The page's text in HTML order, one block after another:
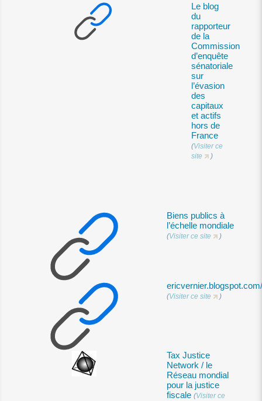
Le blog
du
rapporteur
de la
Commission
d’enquête
sénatoriale
sur
l’évasion
des
capitaux
et actifs
hors de
France
(Visiter ce
site
)
Biens publics à
l’échelle mondiale
(Visiter ce site )
(Visiter ce site )
Tax Justice
Network / le
Réseau mondial
pour la justice
fiscale (Visiter ce